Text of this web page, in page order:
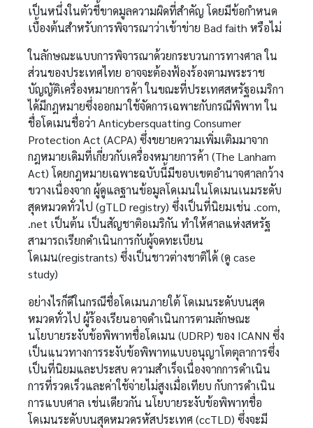
เป็นหนึ่งในตัวชี้ขาดมูลความผิดที่สำคัญ โดยมีข้อกำหนด
เบื้องต้นสำหรับการพิจารณาว่าเข้าข่าย Bad faith หรือไม่
ในลักษณะแบบการพิจารณาด้วยกระบวนการทางศาล ใน
ส่วนของประเทศไทย อาจจะต้องฟ้องร้องตามพระราช
บัญญัติเครื่องหมายการค้า ในขณะที่ประเทศสหรัฐอเมริกา
ได้มีกฎหมายซึ่งออกมาใช้จัดการเฉพาะกับกรณีพิพาท ใน
ชื่อโดเมนชื่อว่า Anticybersquatting Consumer
Protection Act (ACPA) ซึ่งขยายความเพิ่มเติมมาจาก
กฎหมายเดิมที่เกี่ยวกับเครื่องหมายการค้า (The Lanham
Act) โดยกฎหมายเฉพาะฉบับนี้มีขอบเขตอำนาจศาลกว้าง
ขวางเนื่องจาก ผู้ดูแลฐานข้อมูลโดเมนในโดเมนเนมระดับ
สุดหมวดทั่วไป (gTLD registry) ซึ่งเป็นที่นิยมเช่น .com,
.net เป็นต้น เป็นสัญชาติอเมริกัน ทำให้ศาลแห่งสหรัฐ
สามารถเรียกดำเนินการกับผู้จดทะเบียน
โดเมน(registrants) ซึ่งเป็นชาวต่างชาติได้ (ดู case
study)
อย่างไรก็ดีในกรณีชื่อโดเมนภายใต้ โดเมนระดับบนสุด
หมวดทั่วไป ผู้ร้องเรียนอาจดำเนินการตามลักษณะ
นโยบายระงับข้อพิพาทชื่อโดเมน (UDRP) ของ ICANN ซึ่ง
เป็นแนวทางการระงับข้อพิพาทแบบอนุญาโตตุลาการซึ่ง
เป็นที่นิยมและประสบ ความสำเร็จเนื่องจากการดำเนิน
การที่รวดเร็วและค่าใช้จ่ายไม่สูงเมื่อเทียบ กับการดำเนิน
การแบบศาล เช่นเดียวกัน นโยบายระงับข้อพิพาทชื่อ
โดเมนระดับบนสุดหมวดรหัสประเทศ (ccTLD) ซึ่งจะมี